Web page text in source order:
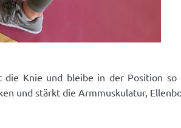
Knie und bleibe in der Position so
und stärkt die Armmuskulatur,